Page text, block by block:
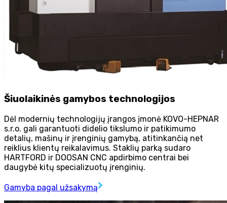
Šiuolaikinės gamybos technologijos
Dėl modernių technologijų įrangos įmonė KOVO-HEPNAR
s.r.o. gali garantuoti didelio tikslumo ir patikimumo
detalių, mašinų ir įrenginių gamybą, atitinkančią net
reiklius klientų reikalavimus. Staklių parką sudaro
HARTFORD ir DOOSAN CNC apdirbimo centrai bei
daugybė kitų specializuotų įrenginių.
Gamyba pagal užsakymą